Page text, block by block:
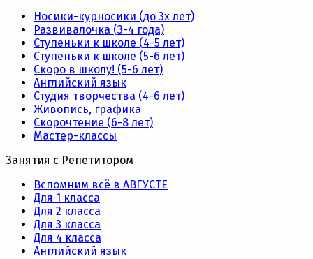
Носики-курносики (до 3х лет)
Развивалочка (3-4 года)
Ступеньки к школе (4-5 лет)
Ступеньки к школе (5-6 лет)
Скоро в школу! (5-6 лет)
Английский язык
Студия творчества (4-6 лет)
Живопись, графика
Скорочтение (6-8 лет)
Мастер-классы
Занятия с Репетитором
Вспомним всё в АВГУСТЕ
Для 1 класса
Для 2 класса
Для 3 класса
Для 4 класса
Английский язык